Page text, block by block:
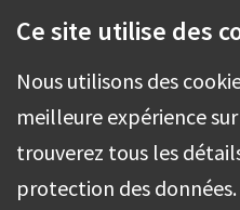
Ce site utilise des
Nous utilisons des
meilleure expérience
trouverez tous les
protection des données.